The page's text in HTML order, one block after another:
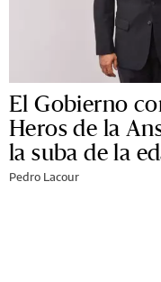
El Gobierno
Heros de la
la suba de la
Pedro Lacour